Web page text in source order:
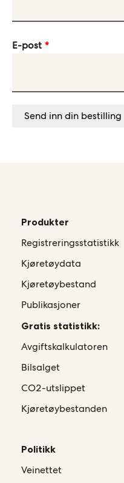
E-post
Send inn din bestilling
Produkter
Registreringsstatistikk
Kjøretøydata
Kjøretøybestand
Publikasjoner
Gratis statistikk:
Avgiftskalkulatoren
Bilsalget
CO2-utslippet
Kjøretøybestanden
Politikk
Veinettet